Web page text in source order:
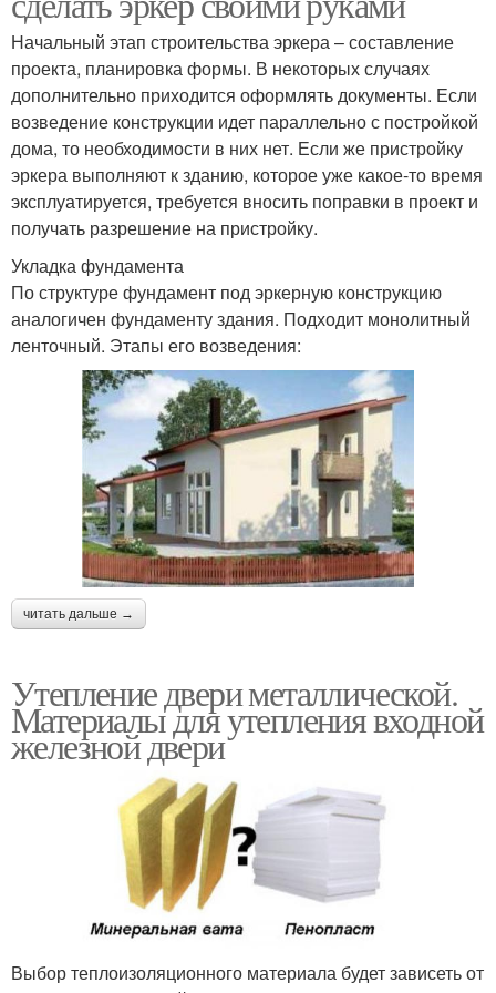
Начальный этап строительства эркера – составление
проекта, планировка формы. В некоторых случаях
дополнительно приходится оформлять документы. Если
возведение конструкции идет параллельно с постройкой
дома, то необходимости в них нет. Если же пристройку
эркера выполняют к зданию, которое уже какое-то время
эксплуатируется, требуется вносить поправки в проект и
получать разрешение на пристройку.
Укладка фундамента
По структуре фундамент под эркерную конструкцию
аналогичен фундаменту здания. Подходит монолитный
ленточный. Этапы его возведения:
читать дальше →
Утепление двери металлической.
Материалы для утепления входной
железной двери
Выбор теплоизоляционного материала будет зависеть от